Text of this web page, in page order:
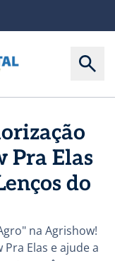
Pra Elas
do
na Agrishow!
Elas e ajude a